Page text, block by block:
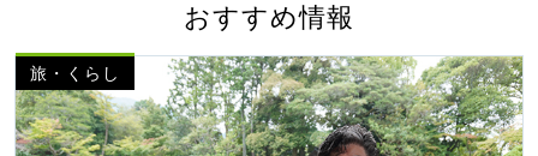
おすすめ情報
旅・くらし